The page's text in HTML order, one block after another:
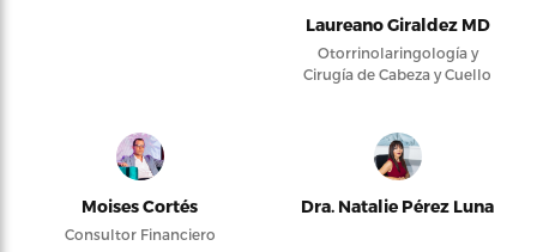
Laureano Giraldez MD
Otorrinolaringología y
Cirugía de Cabeza y Cuello
Moises Cortés
Consultor Financiero
Dra. Natalie Pérez Luna